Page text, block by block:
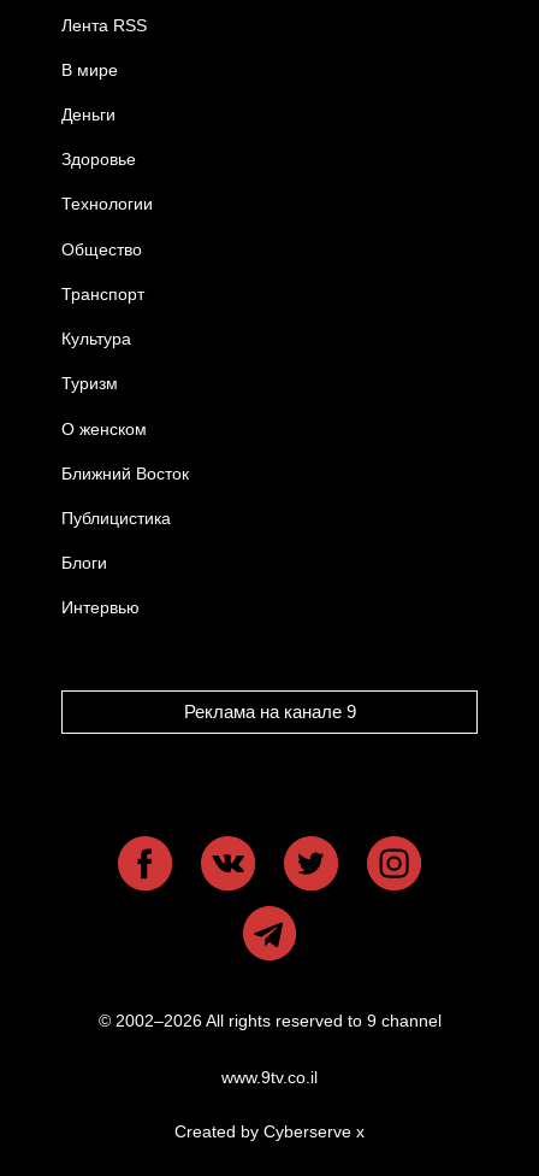
Лента RSS
В мире
Деньги
Здоровье
Технологии
Общество
Транспорт
Культура
Туризм
О женском
Ближний Восток
Публицистика
Блоги
Интервью
Реклама на канале 9
© 2002–2026 All rights reserved to 9 channel
www.9tv.co.il
Created by Cyberserve x